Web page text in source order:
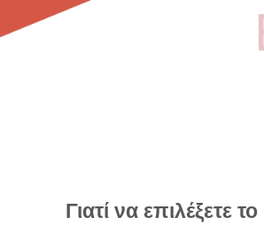
Γιατί να επιλέξετε